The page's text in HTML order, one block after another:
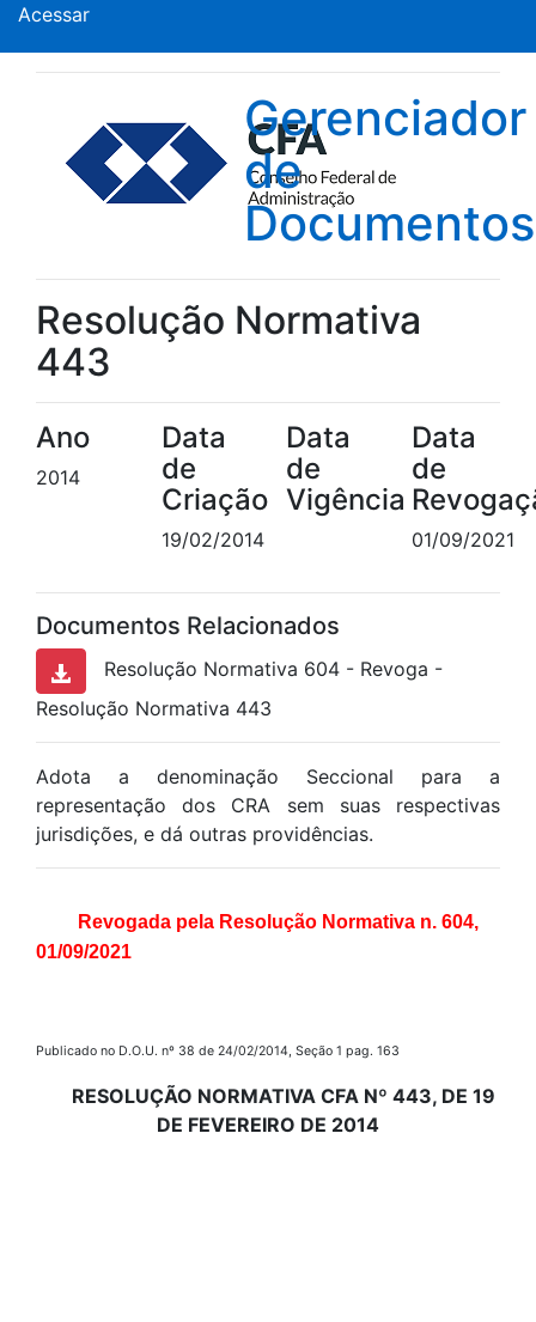
Acessar
Gerenciador
de
Documentos
Resolução Normativa
443
Ano
2014
Data
de
Criação
19/02/2014
Data
de
Vigência
Data
de
01/09/2021
Documentos Relacionados
Resolução Normativa 604 - Revoga -
Resolução Normativa 443
Adota a denominação Seccional para a
representação dos CRA sem suas respectivas
jurisdições, e dá outras providências.
Revogada pela Resolução Normativa n. 604,
01/09/2021
Publicado no D.O.U. nº 38 de 24/02/2014, Seção 1 pag. 163
RESOLUÇÃO NORMATIVA CFA Nº 443, DE 19
DE FEVEREIRO DE 2014